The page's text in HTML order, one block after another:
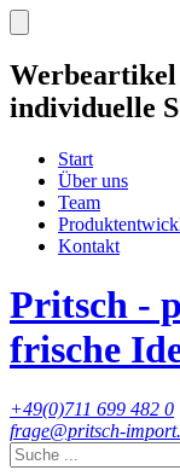
individuelle
Start
Über uns
Team
Kontakt
Pritsch -
frische
+49(0)711 699 482 0
frage@pritsch-